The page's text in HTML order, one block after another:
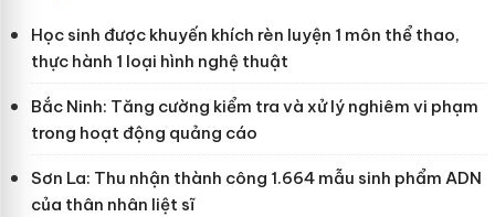
Học sinh được khuyến khích rèn luyện 1 môn thể thao,
thực hành 1 loại hình nghệ thuật
Bắc Ninh: Tăng cường kiểm tra và xử lý nghiêm vi phạm
trong hoạt động quảng cáo
Sơn La: Thu nhận thành công 1.664 mẫu sinh phẩm ADN
của thân nhân liệt sĩ